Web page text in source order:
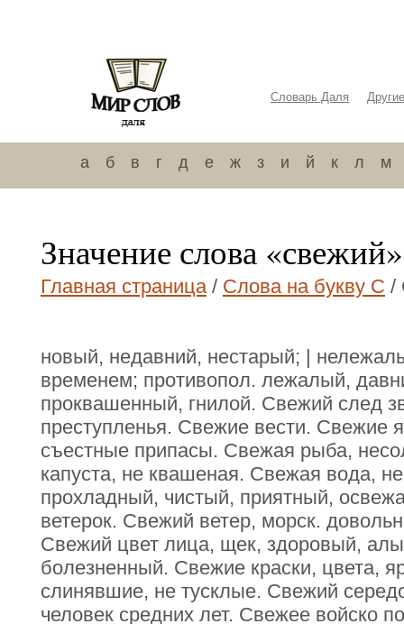
Словарь Даля
а б в г д е ж з и й к л м
Значение слова «свежий»
Главная страница/ Слова на букву С /
новый, недавний, нестарый; |
временем; противопол. лежалый,
проквашенный, гнилой. Свежий след
преступленья. Свежие вести. Свежие
съестные припасы. Свежая рыба,
капуста, не квашеная. Свежая вода,
прохладный, чистый, приятный,
ветерок. Свежий ветер, морск.
Свежий цвет лица, щек, здоровый,
болезненный. Свежие краски, цвета,
слинявшие, не тусклые. Свежий
человек средних лет. Свежее войско